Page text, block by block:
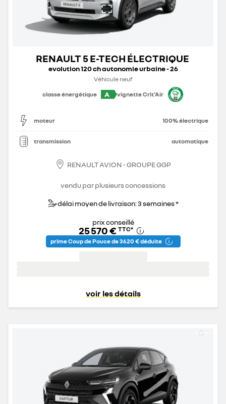
RENAULT 5 E-TECH ÉLECTRIQUE
evolution 120 ch autonomie urbaine - 26
Véhicule neuf
classe énergétique
A vignette Crit'Air
moteur 100% électrique
transmission automatique
RENAULT AVION - GROUPE GGP
vendu par plusieurs concessions
délai moyen de livraison: 3 semaines *
prix conseillé
25 570 € TTC*
prime Coup de Pouce de 3 620 € déduite
voir les détails